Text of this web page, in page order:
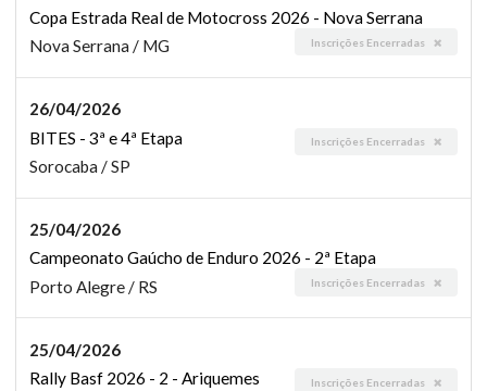
Copa Estrada Real de Motocross 2026 - Nova Serrana
Inscrições Encerradas
Nova Serrana / MG
26/04/2026
BITES - 3ª e 4ª Etapa
Inscrições Encerradas
Sorocaba / SP
25/04/2026
Campeonato Gaúcho de Enduro 2026 - 2ª Etapa
Inscrições Encerradas
Porto Alegre / RS
25/04/2026
Rally Basf 2026 - 2 - Ariquemes
Inscrições Encerradas